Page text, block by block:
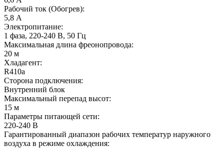
Рабочий ток (Обогрев):
5,8 А
Электропитание:
1 фаза, 220-240 В, 50 Гц
Максимальная длина фреонопровода:
20 м
Хладагент:
R410a
Сторона подключения:
Внутренний блок
Максимальный перепад высот:
15 м
Параметры питающей сети:
220-240 В
Гарантированный диапазон рабочих температур наружного
воздуха в режиме охлаждения: